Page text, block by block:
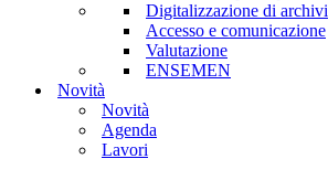
Digitalizzazione di archivi
Accesso e comunicazione
Valutazione
ENSEMEN
Novità
Novità
Agenda
Lavori